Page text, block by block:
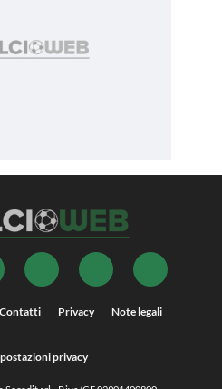
Contatti Privacy Note legali
privacy